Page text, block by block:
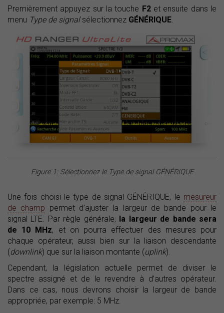
Premièrement appuyez sur la touche F2et ensuite dans le
menu Type de signalsélectionnez GÉNÉRIQUE.
Figure 1: Sélectionnez le Type de signal GÉNÉRIQUE
Une fois choisi le type de signal GÉNÉRIQUE, le mesureur
de champ permet d’ajuster la largeur de bande pour le
signal LTE. Par règle générale, la largeur de bande sera
de 10 MHz, et on pourra effectuer des mesures pour
chaque opérateur, aussi bien sur la liaison descendante
(downlink) que sur la liaison montante (uplink).
Cependant, la législation actuelle permet de diviser le
spectre assigné et de le revendre à d’autres opérateur.
Dans ce cas, nous devrons choisir la largeur de bande
appropriée, par exemple: 5 MHz.